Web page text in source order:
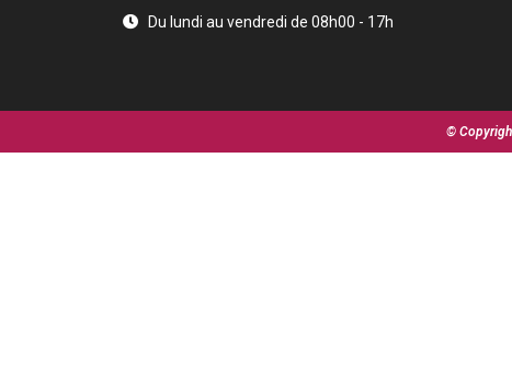
Du lundi au vendredi de 08h00 - 17h
©